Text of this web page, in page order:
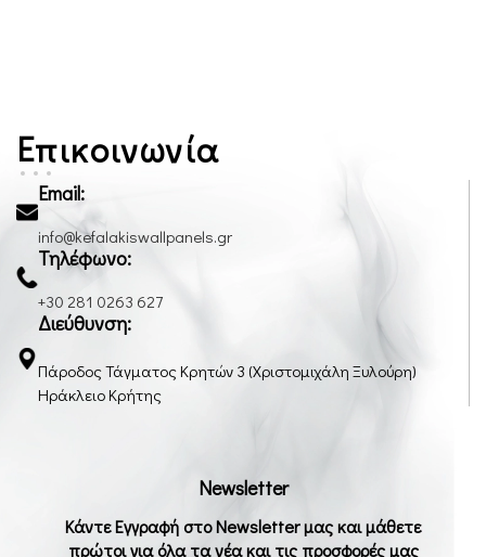
Επικοινωνία
Email:
info@kefalakiswallpanels.gr
Τηλέφωνο:
+30 281 0263 627
Διεύθυνση:
Πάροδος Τάγματος Κρητών 3 (Χριστομιχάλη Ξυλούρη)
Ηράκλειο Κρήτης
Newsletter
Κάντε Εγγραφή στο Newsletter μας και μάθετε
πρώτοι για όλα τα νέα και τις προσφορές μας